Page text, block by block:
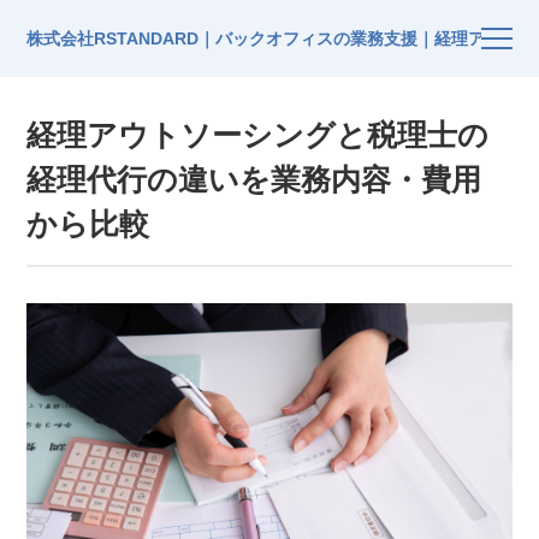
株式会社RSTANDARD｜バックオフィスの業務支援｜経理アウト
経理アウトソーシングと税理士の
経理代行の違いを業務内容・費用
から比較